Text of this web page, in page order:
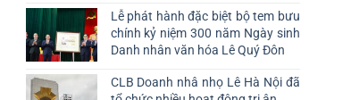
Lễ phát hành đặc biệt bộ tem bưu
chính kỷ niệm 300 năm Ngày sinh
Danh nhân văn hóa Lê Quý Đôn
CLB Doanh nhâ nhọ Lê Hà Nội đã